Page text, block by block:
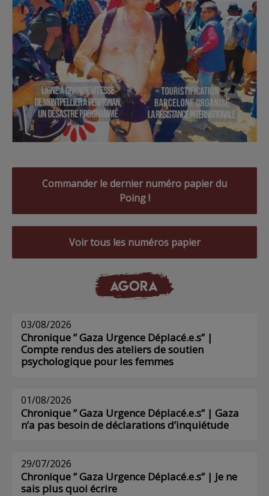
Commander le dernier numéro papier du
Poing !
Voir tous les numéros papier
AGORA
03/08/2026
Chronique ” Gaza Urgence Déplacé.e.s” |
Compte rendus des ateliers de soutien
psychologique pour les femmes
01/08/2026
Chronique ” Gaza Urgence Déplacé.e.s” | Gaza
n’a pas besoin de déclarations d’inquiétude
29/07/2026
Chronique ” Gaza Urgence Déplacé.e.s” | Je ne
sais plus quoi écrire